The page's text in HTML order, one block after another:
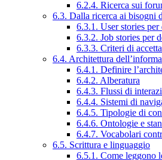
6.2.4. Ricerca sui
6.3. Dalla ricerca ai bisogni
6.3.1. User stories
6.3.2. Job stories per
6.3.3. Criteri di
6.4. Architettura
6.4.1. Definire
6.4.2. Alberatura
6.4.3. Flussi di
6.4.4. Sistemi di
6.4.5. Tipologie di
6.4.6. Ontologie e
6.4.7. Vocabolari
6.5. Scrittura e linguaggio
6.5.1. Come leggono